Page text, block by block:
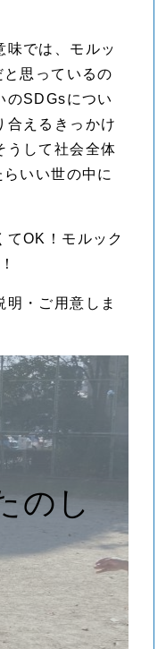
味では、モルッ
思っているの
のSDGsについ
合えるきっかけ
うして社会全体
いい世の中に
てOK！モルック
・ご用意しま
のし